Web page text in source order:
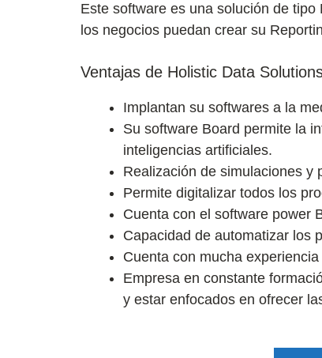
Este software es una solución de
los negocios puedan crear su
Ventajas de Holistic Data
Implantan su softwares a la
Su software Board permite la
inteligencias artificiales.
Realización de simulaciones y
Permite digitalizar todos los
Cuenta con el software power
Capacidad de automatizar los
Cuenta con mucha
Empresa en constante
y estar enfocados en ofrecer